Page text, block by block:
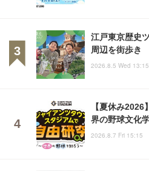
江戸東京歴史
周辺を街歩き
2026.8.5 Wed 13:15
【夏休み
界の野球文化
2026.8.7 Fri 15:15